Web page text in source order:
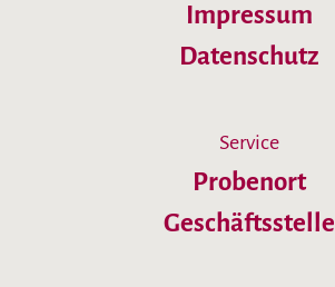
Impressum
Datenschutz
Service
Probenort
Geschäftsstelle